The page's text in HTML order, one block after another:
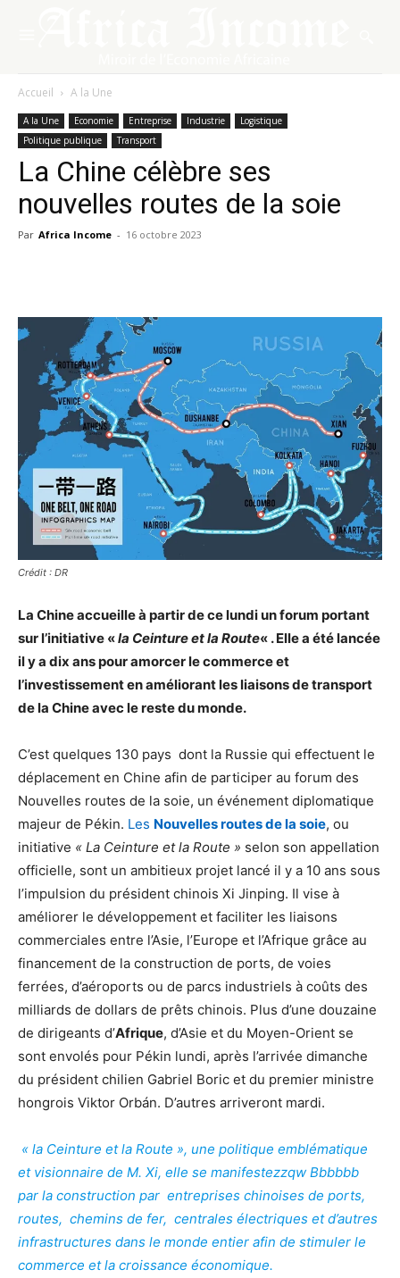
Accueil A la Une
A la Une Economie Entreprise Industrie
Logistique
Politique publique
Transport
La Chine célèbre ses
nouvelles routes de la soie
Par Africa Income - 16 octobre 2023
Crédit : DR
La Chine accueille à partir de ce lundi un forum portant
sur l’initiative «la Ceinture et la Route« . Elle a été lancée
il y a dix ans pour amorcer le commerce et
l’investissement en améliorant les liaisons de transport
de la Chine avec le reste du monde.
C’est quelques 130 pays dont la Russie qui effectuent le
déplacement en Chine afin de participer au forum des
Nouvelles routes de la soie, un événement diplomatique
majeur de Pékin. Les Nouvelles routes de la soie, ou
initiative « La Ceinture et la Route » selon son appellation
officielle, sont un ambitieux projet lancé il y a 10 ans sous
l’impulsion du président chinois Xi Jinping. Il vise à
améliorer le développement et faciliter les liaisons
commerciales entre l’Asie, l’Europe et l’Afrique grâce au
financement de la construction de ports, de voies
ferrées, d’aéroports ou de parcs industriels à coûts des
milliards de dollars de prêts chinois. Plus d’une douzaine
de dirigeants d’Afrique, d’Asie et du Moyen-Orient se
sont envolés pour Pékin lundi, après l’arrivée dimanche
du président chilien Gabriel Boric et du premier ministre
hongrois Viktor Orbán. D’autres arriveront mardi.
« la Ceinture et la Route », une politique emblématique
et visionnaire de M. Xi, elle se manifestezzqw Bbbbbb
par la construction par entreprises chinoises de ports,
routes, chemins de fer, centrales électriques et d’autres
infrastructures dans le monde entier afin de stimuler le
commerce et la croissance économique.